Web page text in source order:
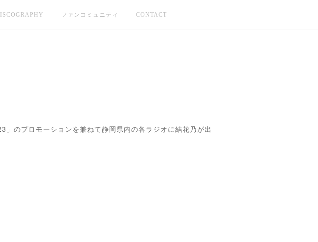
ファンコミュニティ CONTACT
のプロモーションを兼ねて静岡県内の各ラジオに結花乃が出